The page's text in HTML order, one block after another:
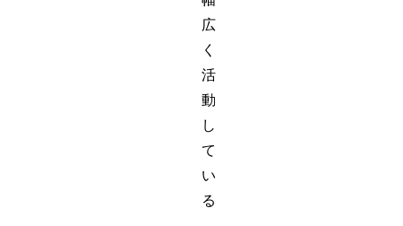
広
く
活
動
し
て
い
る